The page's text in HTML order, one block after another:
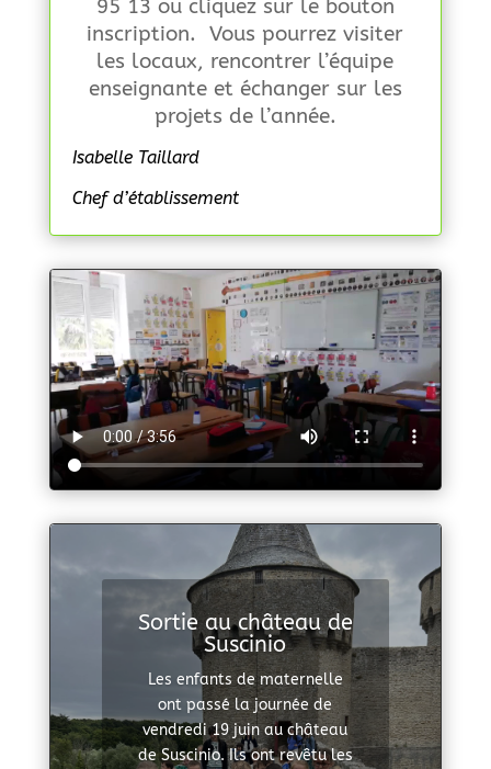
95 13 ou cliquez sur le bouton
inscription. Vous pourrez visiter
les locaux, rencontrer l’équipe
enseignante et échanger sur les
projets de l’année.
Isabelle Taillard
Chef d’établissement
Sortie au château de
Suscinio
Les enfants de maternelle
ont passé la journée de
vendredi 19 juin au château
de Suscinio. Ils ont revêtu les